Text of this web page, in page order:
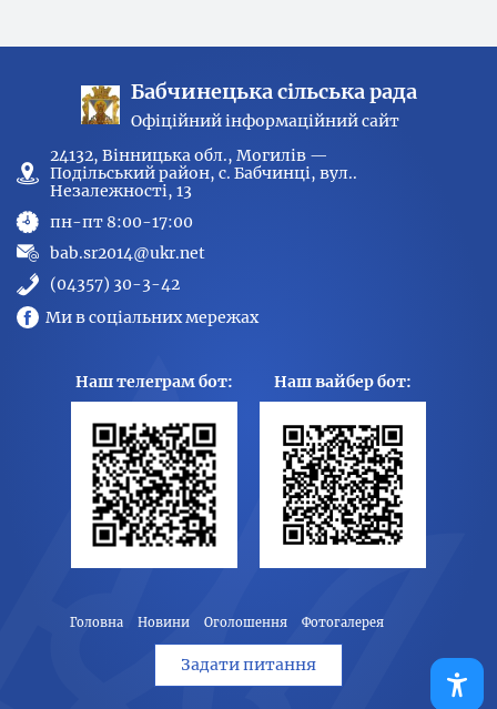
Бабчинецька сільська рада
Офіційний інформаційний сайт
24132, Вінницька обл., Могилів —
Подільський район, с. Бабчинці, вул..
Незалежності, 13
пн-пт 8:00-17:00
bab.sr2014@ukr.net
(04357) 30-3-42
Ми в соціальних мережах
Наш телеграм бот: Наш вайбер бот:
Головна Новини Оголошення Фотогалерея
Задати питання